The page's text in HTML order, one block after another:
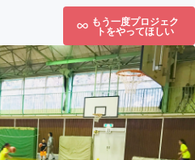
もう一度プロジェク
トをやってほしい